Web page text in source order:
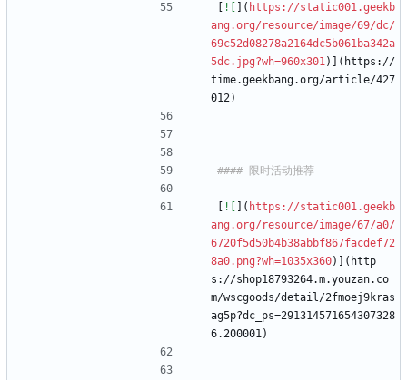
![ ]( https://static001.geekb
ang.org/resource/image/69/dc/
69c52d08278a2164dc5b061ba342a
5dc.jpg?wh=960x301)](https://
time.geekbang.org/article/427
012)
![ ]( https://static001.geekb
ang.org/resource/image/67/a0/
6720f5d50b4b38abbf867facdef72
8a0.png?wh=1035x360)](http
s://shop18793264.m.youzan.co
m/wscgoods/detail/2fmoej9kras
ag5p?dc_ps=291314571654307328
6.200001)